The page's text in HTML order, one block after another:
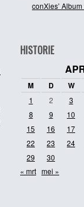
conXies’
HISTORIE
M D W
1 2 3
8
9 10
15
16 17
22
23 24
29
30
« mrt mei »